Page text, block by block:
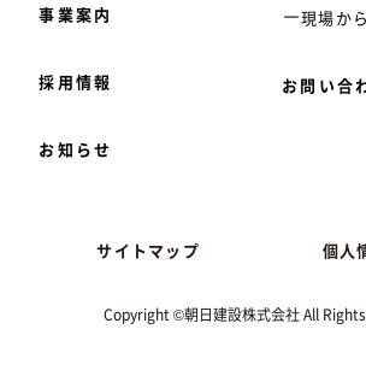
事業案内
採用情報
お知らせ
現場か
お問い合
Copyright ©朝日建設株式会社 All
サイトマップ 個人